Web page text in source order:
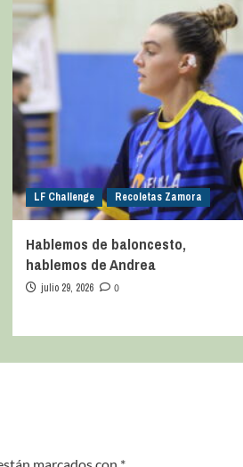
LF Challenge Recoletas Zamora
Hablemos de baloncesto,
hablemos de Andrea
julio 29, 2026 0